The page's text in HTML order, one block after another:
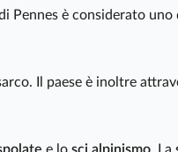
Pennes è considerato uno
Il paese è inoltre